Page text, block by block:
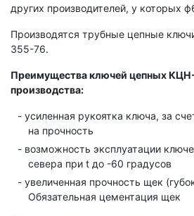
других производителей, у которых
Производятся трубные цепные
355-76.
Преимущества ключей цепных
производства:
усиленная рукоятка ключа, за
на прочность
возможность эксплуатации
севера при t до -60 градусов
увеличенная прочность щек
Обязательная цементация щек